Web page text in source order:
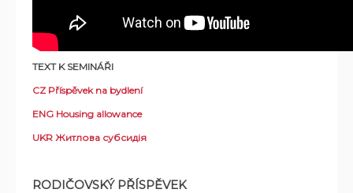
TEXT K SEMINÁŘI
CZ Příspěvek na bydlení
ENG Housing allowance
UKR Житлова субсидія
RODIČOVSKÝ PŘÍSPĚVEK